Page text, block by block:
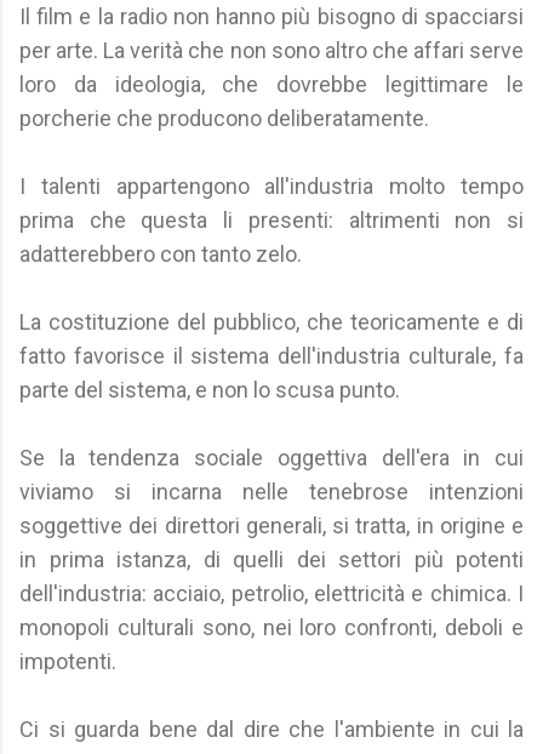
Il film e la radio non hanno più bisogno di spacciarsi
per arte. La verità che non sono altro che affari serve
loro da ideologia, che dovrebbe legittimare le
porcherie che producono deliberatamente.
I talenti appartengono all'industria molto tempo
prima che questa li presenti: altrimenti non si
adatterebbero con tanto zelo.
La costituzione del pubblico, che teoricamente e di
fatto favorisce il sistema dell'industria culturale, fa
parte del sistema, e non lo scusa punto.
Se la tendenza sociale oggettiva dell'era in cui
viviamo si incarna nelle tenebrose intenzioni
soggettive dei direttori generali, si tratta, in origine e
in prima istanza, di quelli dei settori più potenti
dell'industria: acciaio, petrolio, elettricità e chimica. I
monopoli culturali sono, nei loro confronti, deboli e
impotenti.
Ci si guarda bene dal dire che l'ambiente in cui la